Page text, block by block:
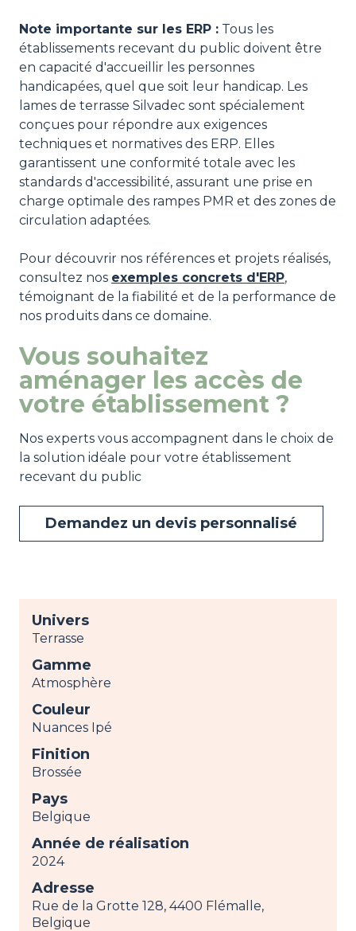
Note importante sur les ERP : Tous les
établissements recevant du public doivent être
en capacité d'accueillir les personnes
handicapées, quel que soit leur handicap. Les
lames de terrasse Silvadec sont spécialement
conçues pour répondre aux exigences
techniques et normatives des ERP. Elles
garantissent une conformité totale avec les
standards d'accessibilité, assurant une prise en
charge optimale des rampes PMR et des zones de
circulation adaptées.
Pour découvrir nos références et projets réalisés,
consultez nos exemples concrets d'ERP,
témoignant de la fiabilité et de la performance de
nos produits dans ce domaine.
Vous souhaitez
aménager les accès de
votre établissement ?
Nos experts vous accompagnent dans le choix de
la solution idéale pour votre établissement
recevant du public
Demandez un devis personnalisé
Univers
Terrasse
Gamme
Atmosphère
Couleur
Nuances Ipé
Finition
Brossée
Pays
Belgique
Année de réalisation
2024
Adresse
Rue de la Grotte 128, 4400 Flémalle,
Belgique